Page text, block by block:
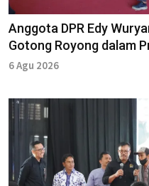
Anggota DPR Edy
Gotong Royong dalam
6 Agu 2026